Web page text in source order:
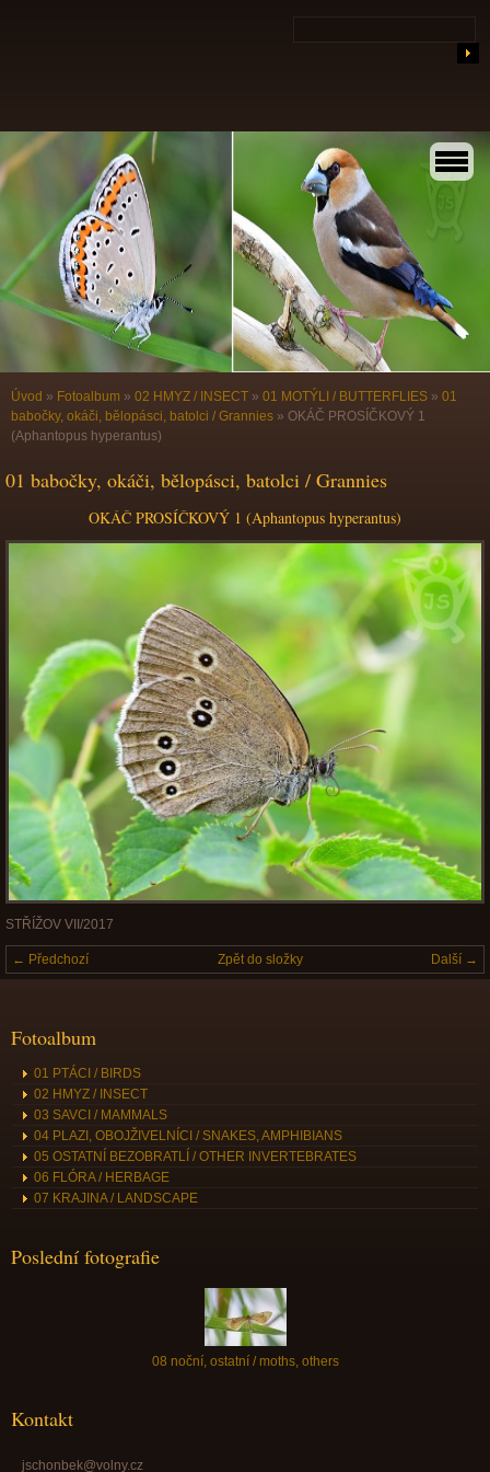
Úvod » Fotoalbum » 02 HMYZ / INSECT » 01 MOTÝLI / BUTTERFLIES » 01
babočky, okáči, bělopásci, batolci / Grannies » OKÁČ PROSÍČKOVÝ 1
(Aphantopus hyperantus)
01 babočky, okáči, bělopásci, batolci / Grannies
OKÁČ PROSÍČKOVÝ 1 (Aphantopus hyperantus)
STŘÍŽOV VII/2017
← Předchozí Další →
Zpět do složky
Fotoalbum
01 PTÁCI / BIRDS
02 HMYZ / INSECT
03 SAVCI / MAMMALS
04 PLAZI, OBOJŽIVELNÍCI / SNAKES, AMPHIBIANS
05 OSTATNÍ BEZOBRATLÍ / OTHER INVERTEBRATES
06 FLÓRA / HERBAGE
07 KRAJINA / LANDSCAPE
Poslední fotografie
08 noční, ostatní / moths, others
Kontakt
jschonbek@volny.cz